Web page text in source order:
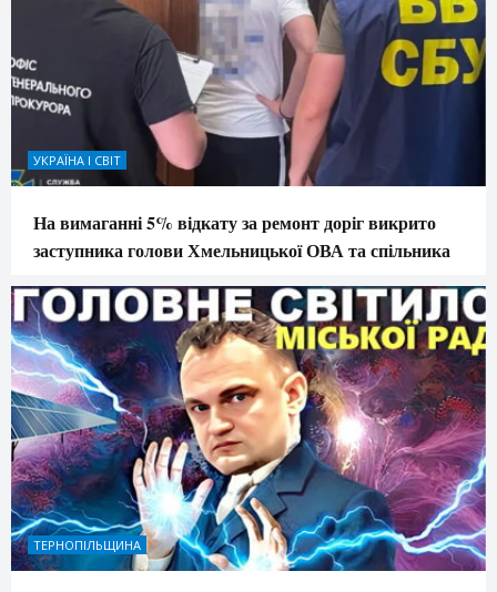
УКРАЇНА І СВІТ
На вимаганні 5% відкату за ремонт доріг викрито
заступника голови Хмельницької ОВА та спільника
ТЕРНОПІЛЬЩИНА